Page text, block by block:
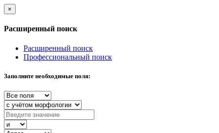
×
Расширенный поиск
Расширенный поиск
Профессиональный поиск
Заполните необходимые поля: